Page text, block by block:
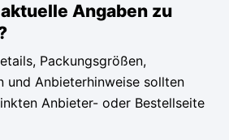
Angaben zu
Packungsgrößen,
und Anbieterhinweise sollten
Anbieter- oder Bestellseite